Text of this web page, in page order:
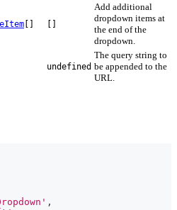
Add additional
dropdown items at
the end of the
dropdown.
undefined
The query string to
be appended to the
URL.
,